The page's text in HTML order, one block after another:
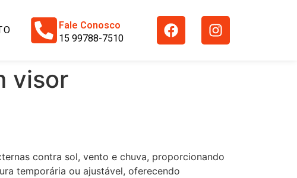
Fale Conosco
15 99788-7510
visor
contra sol, vento e chuva, proporcionando
temporária ou ajustável, oferecendo